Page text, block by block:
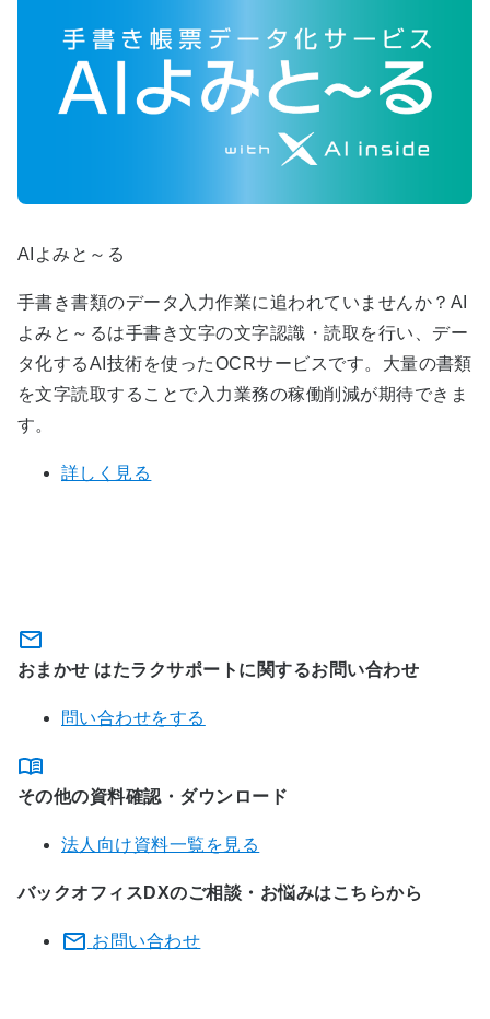
AIよみと～る
手書き書類のデータ入力作業に追われていませんか？AI
よみと～るは手書き文字の文字認識・読取を行い、デー
タ化するAI技術を使ったOCRサービスです。大量の書類
を文字読取することで入力業務の稼働削減が期待できま
す。
詳しく見る
おまかせ はたラクサポートに関するお問い合わせ
問い合わせをする
その他の資料確認・ダウンロード
法人向け資料一覧を見る
バックオフィスDXのご相談・お悩みはこちらから
お問い合わせ